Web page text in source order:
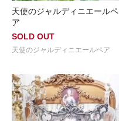
天使のジャルディニエールペ
ア
SOLD OUT
天使のジャルディニエールペア